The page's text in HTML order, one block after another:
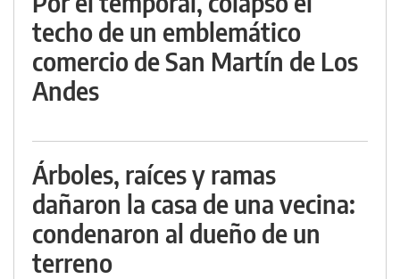
techo de un emblemático
comercio de San Martín de Los
Andes
Árboles, raíces y ramas
dañaron la casa de una vecina:
condenaron al dueño de un
terreno